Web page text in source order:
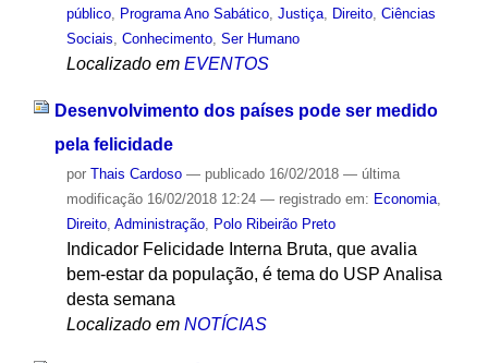
público, Programa Ano Sabático, Justiça, Direito, Ciências
Sociais, Conhecimento, Ser Humano
Localizado em EVENTOS
Desenvolvimento dos países pode ser medido
pela felicidade
por Thais Cardoso — publicado16/02/2018 — última
modificação16/02/2018 12:24 — registrado em: Economia,
Direito, Administração, Polo Ribeirão Preto
Indicador Felicidade Interna Bruta, que avalia
bem-estar da população, é tema do USP Analisa
desta semana
Localizado em NOTÍCIAS